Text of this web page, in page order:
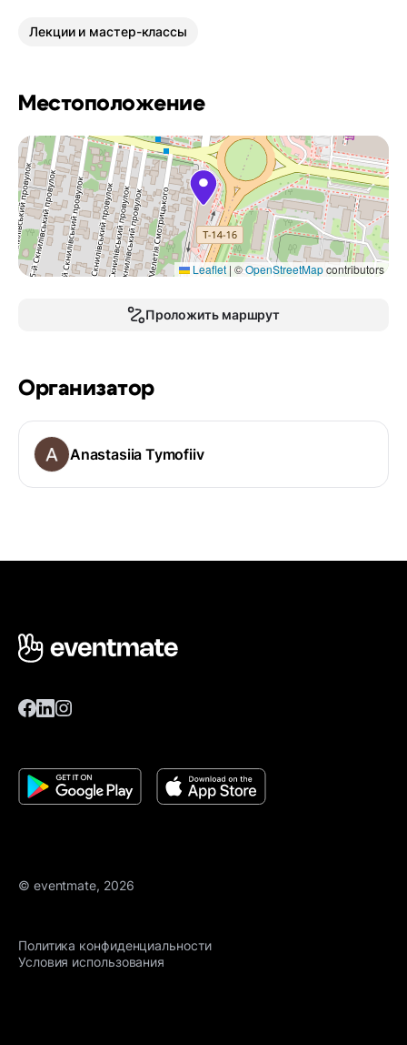
Лекции и мастер-классы
Местоположение
Leaflet | ©OpenStreetMapcontributors
Проложить маршрут
Организатор
Anastasiia Tymofiiv
© eventmate, 2026
Политика конфиденциальности
Условия использования